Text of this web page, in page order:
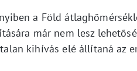
a Föld
már nem lesz
kihívás elé állítaná az